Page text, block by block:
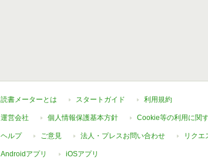
読書メーターとは スタートガイド 利用規約
運営会社 個人情報保護基本方針 Cookie等の利用に関
ヘルプ ご意見 法人・プレスお問い合わせ リクエ
Androidアプリ iOSアプリ